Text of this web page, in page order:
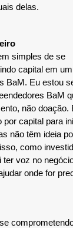
delas.
simples de se
capital em
BaM. Eu estou
BaM
não doação.
por capital para
não têm ideia
como
voz no
onde for